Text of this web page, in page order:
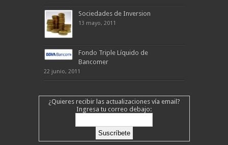
Sociedades de Inversion
13 mayo, 2011
Fondo Triple Líquido de
Bancomer
22 junio, 2011
¿Quieres recibir las actualizaciones vía email?
Ingresa tu correo debajo: